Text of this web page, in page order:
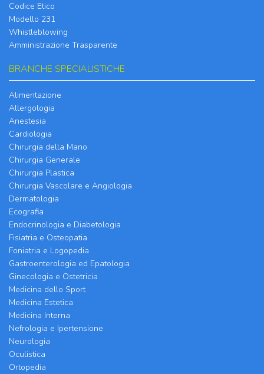
Codice Etico
Modello 231
Whistleblowing
Amministrazione Trasparente
BRANCHE SPECIALISTICHE
Alimentazione
Allergologia
Anestesia
Cardiologia
Chirurgia della Mano
Chirurgia Generale
Chirurgia Plastica
Chirurgia Vascolare e Angiologia
Dermatologia
Ecografia
Endocrinologia e Diabetologia
Fisiatria e Osteopatia
Foniatria e Logopedia
Gastroenterologia ed Epatologia
Ginecologia e Ostetricia
Medicina dello Sport
Medicina Estetica
Medicina Interna
Nefrologia e Ipertensione
Neurologia
Oculistica
Ortopedia